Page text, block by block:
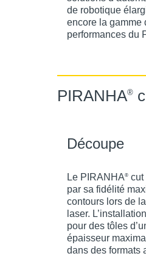
de robotique
encore la gamme
performances du
PIRANHA®
Découpe
Le PIRANHA®cut
par sa fidélité
contours lors de
laser.
pour des tôles
épaisseur
dans des formats